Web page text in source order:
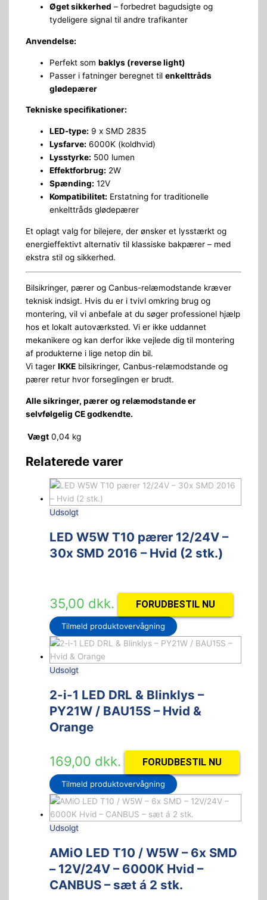
Øget sikkerhed – forbedret bagudsigte og
tydeligere signal til andre trafikanter
Anvendelse:
Perfekt som baklys (reverse light)
Passer i fatninger beregnet til enkelttråds
glødepærer
Tekniske specifikationer:
LED-type: 9 x SMD 2835
Lysfarve: 6000K (koldhvid)
Lysstyrke: 500 lumen
Effektforbrug: 2W
Spænding: 12V
Kompatibilitet: Erstatning for traditionelle
enkelttråds glødepærer
Et oplagt valg for bilejere, der ønsker et lysstærkt og
energieffektivt alternativ til klassiske bakpærer – med
ekstra stil og sikkerhed.
Bilsikringer, pærer og Canbus-relæmodstande kræver
teknisk indsigt. Hvis du er i tvivl omkring brug og
montering, vil vi anbefale at du søger professionel hjælp
hos et lokalt autoværksted. Vi er ikke uddannet
mekanikere og kan derfor ikke vejlede dig til montering
af produkterne i lige netop din bil.
Vi tager IKKEbilsikringer, Canbus-relæmodstande og
pærer retur hvor forseglingen er brudt.
Alle sikringer, pærer og relæmodstande er
selvfølgelig CE godkendte.
Vægt 0,04 kg
Relaterede varer
Udsolgt
LED W5W T10 pærer 12/24V –
30x SMD 2016 – Hvid (2 stk.)
35,00 dkk. FORUDBESTIL NU
Tilmeld produktovervågning
Udsolgt
2-i-1 LED DRL & Blinklys –
PY21W / BAU15S – Hvid &
Orange
169,00 dkk. FORUDBESTIL NU
Tilmeld produktovervågning
Udsolgt
AMiO LED T10 / W5W – 6x SMD
– 12V/24V – 6000K Hvid –
CANBUS – sæt á 2 stk.